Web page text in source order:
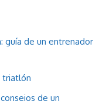
guía de un entrenador
triatlón
de un